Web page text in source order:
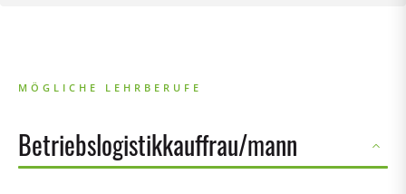
MÖGLICHE LEHRBERUFE
Betriebslogistikkauffrau/mann